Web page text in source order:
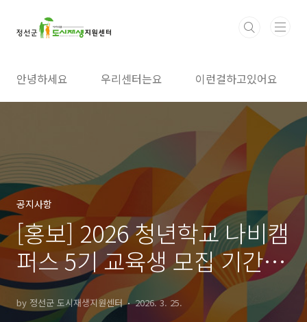
안녕하세요 우리센터는요 이런걸하고있어요
공지사항
[홍보] 2026 청년학교 나비캠
퍼스 5기 교육생 모집 기간 안
내
by 정선군 도시재생지원센터 2026. 3. 25.